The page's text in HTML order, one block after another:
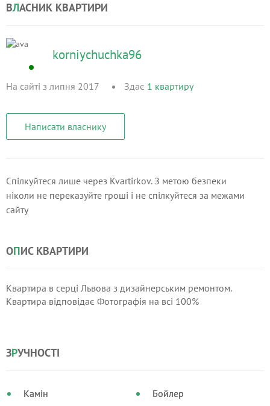
ВЛАСНИК КВАРТИРИ
korniychuchka96
На сайті з липня 2017 Здає 1 квартиру
Написати власнику
Спілкуйтеся лише через Kvartirkov. З метою безпеки
ніколи не переказуйте гроші і не спілкуйтеся за межами
сайту
ОПИС КВАРТИРИ
Квартира в серці Львова з дизайнерським ремонтом.
Квартира відповідає Фотографія на всі 100%
ЗРУЧНОСТІ
Камін
Бойлер